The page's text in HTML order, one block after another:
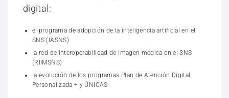
digital:
el programa de adopción de la inteligencia artificial en el
SNS (IASNS)
la red de interoperabilidad de imagen médica en el SNS
(RIIMSNS)
la evolución de los programas Plan de Atención Digital
Personalizada + y ÚNICAS